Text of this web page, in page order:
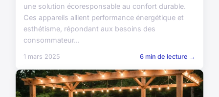
une solution écoresponsable au confort durable.
Ces appareils allient performance énergétique et
esthétisme, répondant aux besoins des
consommateur...
1 mars 2025 6 min de lecture →